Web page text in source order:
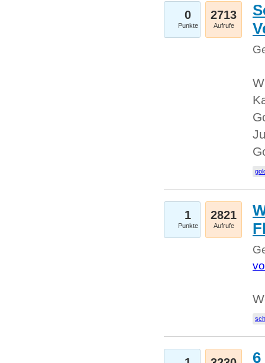
0
Punkte
2713
Aufrufe
1
Punkte
2821
Aufrufe